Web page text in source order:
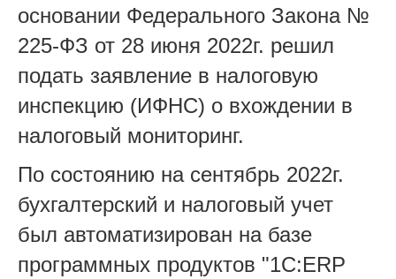
основании Федерального Закона №
225-ФЗ от 28 июня 2022г. решил
подать заявление в налоговую
инспекцию (ИФНС) о вхождении в
налоговый мониторинг.
По состоянию на сентябрь 2022г.
бухгалтерский и налоговый учет
был автоматизирован на базе
программных продуктов "1С:ERP